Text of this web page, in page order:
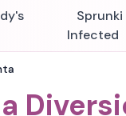
Sprunki
Infected